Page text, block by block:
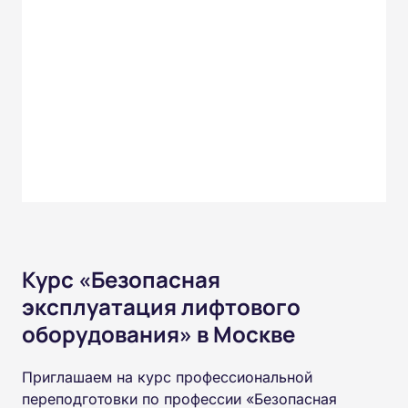
Курс «Безопасная
эксплуатация лифтового
оборудования» в Москве
Приглашаем на курс профессиональной
переподготовки по профессии «Безопасная